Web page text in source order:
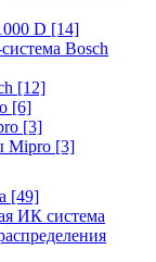
D [14]
Bosch
[12]
[6]
[3]
Mipro [3]
[49]
ИК система